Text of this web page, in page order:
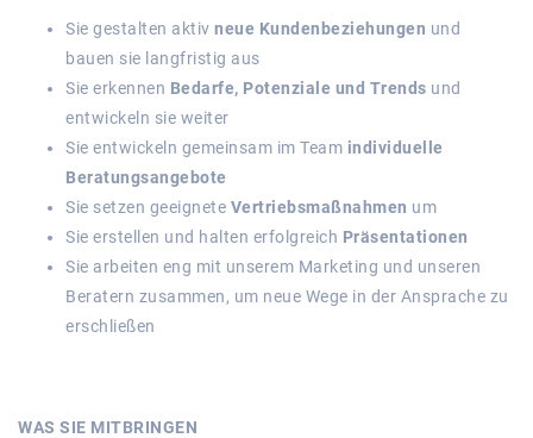
Sie gestalten aktiv neue Kundenbeziehungen und
bauen sie langfristig aus
Sie erkennen Bedarfe, Potenziale und Trends und
entwickeln sie weiter
Sie entwickeln gemeinsam im Team individuelle
Beratungsangebote
Sie setzen geeignete Vertriebsmaßnahmen um
Sie erstellen und halten erfolgreich Präsentationen
Sie arbeiten eng mit unserem Marketing und unseren
Beratern zusammen, um neue Wege in der Ansprache zu
erschließen
WAS SIE MITBRINGEN